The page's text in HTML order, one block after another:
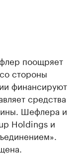
поощряет
стороны
финансируют
средства
Шефлера и
Holdings и